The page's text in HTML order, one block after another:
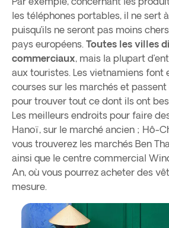
les téléphones portables, il ne sert
puisqu’ils ne seront pas moins
pays européens. Toutes les villes
commerciaux, mais la plupart
aux touristes. Les vietnamiens font
courses sur les marchés et passent
pour trouver tout ce dont ils ont
Les meilleurs endroits pour faire
Hanoï, sur le marché ancien ; Hô-
vous trouverez les marchés Ben
ainsi que le centre commercial
An, où vous pourrez acheter des
mesure.